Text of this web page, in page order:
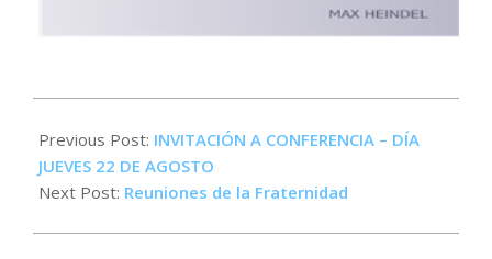
09-
05
Previous Post: INVITACIÓN A CONFERENCIA – DÍA
JUEVES 22 DE AGOSTO
Next Post: Reuniones de la Fraternidad